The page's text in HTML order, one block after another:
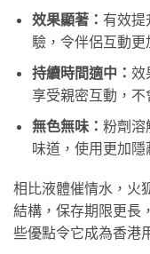
效果顯著： 有效提
驗，令伴侶互動更
持續時間適中： 效
享受親密互動，不
無色無味： 粉劑溶
味道，使用更加隱
相比液體催情水，火
結構，保存期限更長
些優點令它成為香港